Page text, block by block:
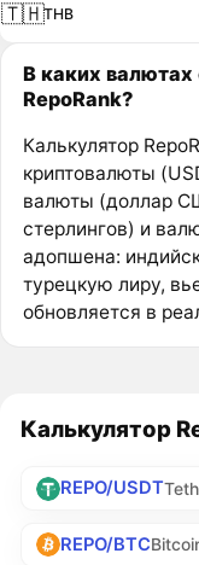
🇹🇭THB
В каких валютах
RepoRank?
Калькулятор
криптовалюты
валюты (доллар
стерлингов) и
адопшена:
турецкую лиру,
обновляется в
Калькулятор
REPO/USDT
REPO/BTC